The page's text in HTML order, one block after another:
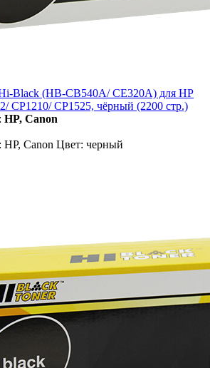
Black (HB-CB540A/ CE320A) для HP
CP1210/ CP1525, чёрный (2200 стр.)
HP, Canon
Canon Цвет: черный